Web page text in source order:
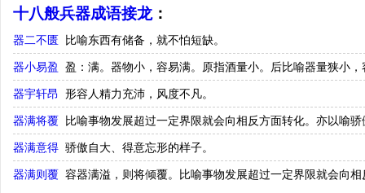
十八般兵器成语接龙：
器二不匮 比喻东西有储备，就不怕短缺。
器小易盈 盈：满。器物小，容易满。原指酒量小。后比喻器量狭小，
器宇轩昂 形容人精力充沛，风度不凡。
器满将覆 比喻事物发展超过一定界限就会向相反方面转化。亦以喻
器满意得 骄傲自大、得意忘形的样子。
器满则覆 容器满溢，则将倾覆。比喻事物发展超过一定界限就会向